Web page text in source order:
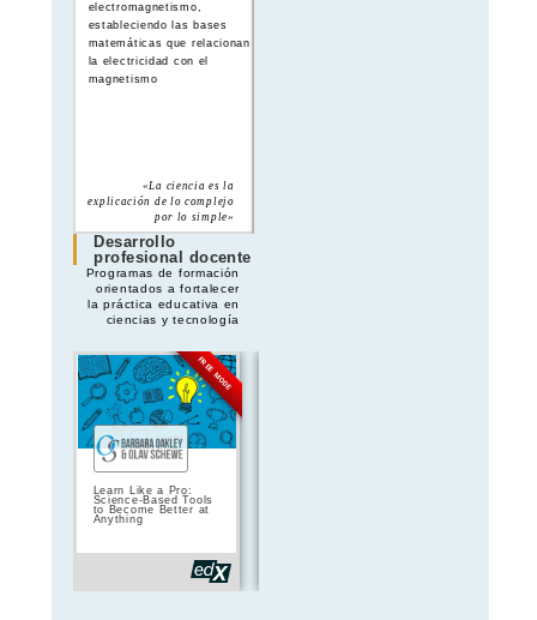
electromagnetismo,
estableciendo las bases
matemáticas que relacionan
la electricidad con el
magnetismo
«La ciencia es la
explicación de lo complejo
por lo simple»
Desarrollo
profesional docente
Programas de formación
orientados a fortalecer
la práctica educativa en
ciencias y tecnología
FREE MODE
Learn Like a Pro:
Science-Based Tools
to Become Better at
Anything